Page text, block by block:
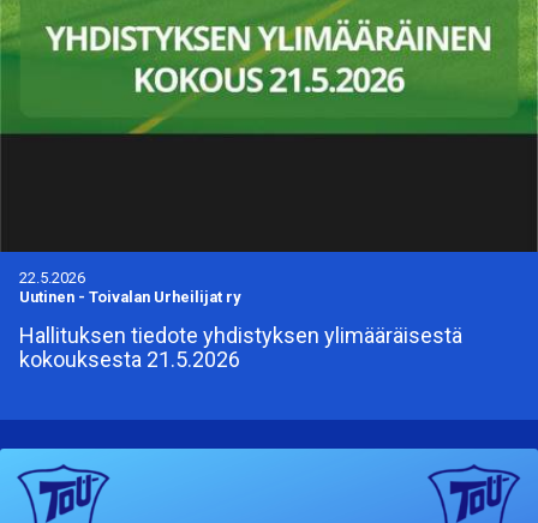
22.5.2026
Uutinen - Toivalan Urheilijat ry
Hallituksen tiedote yhdistyksen ylimääräisestä
kokouksesta 21.5.2026